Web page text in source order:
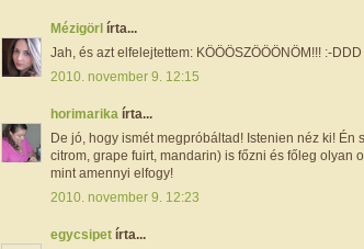
Mézigörl írta...
Jah, és azt elfelejtettem: KÖÖÖSZÖÖÖNÖM!!! :-DDD
2010. november 9. 12:15
horimarika írta...
De jó, hogy ismét megpróbáltad! Istenien néz ki! Én
citrom, grape fuirt, mandarin) is főzni és főleg olyan
mint amennyi elfogy!
2010. november 9. 12:23
egycsipet írta...